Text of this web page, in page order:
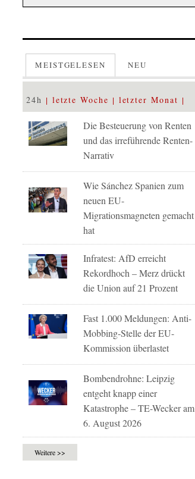
MEISTGELESEN NEU
24h letzte Woche letzter Monat
Die Besteuerung von Renten
und das irreführende Renten-
Narrativ
Wie Sánchez Spanien zum
neuen EU-
Migrationsmagneten gemacht
hat
Infratest: AfD erreicht
Rekordhoch – Merz drückt
die Union auf 21 Prozent
Fast 1.000 Meldungen: Anti-
Mobbing-Stelle der EU-
Kommission überlastet
Bombendrohne: Leipzig
entgeht knapp einer
Katastrophe – TE-Wecker am
6. August 2026
Weitere >>